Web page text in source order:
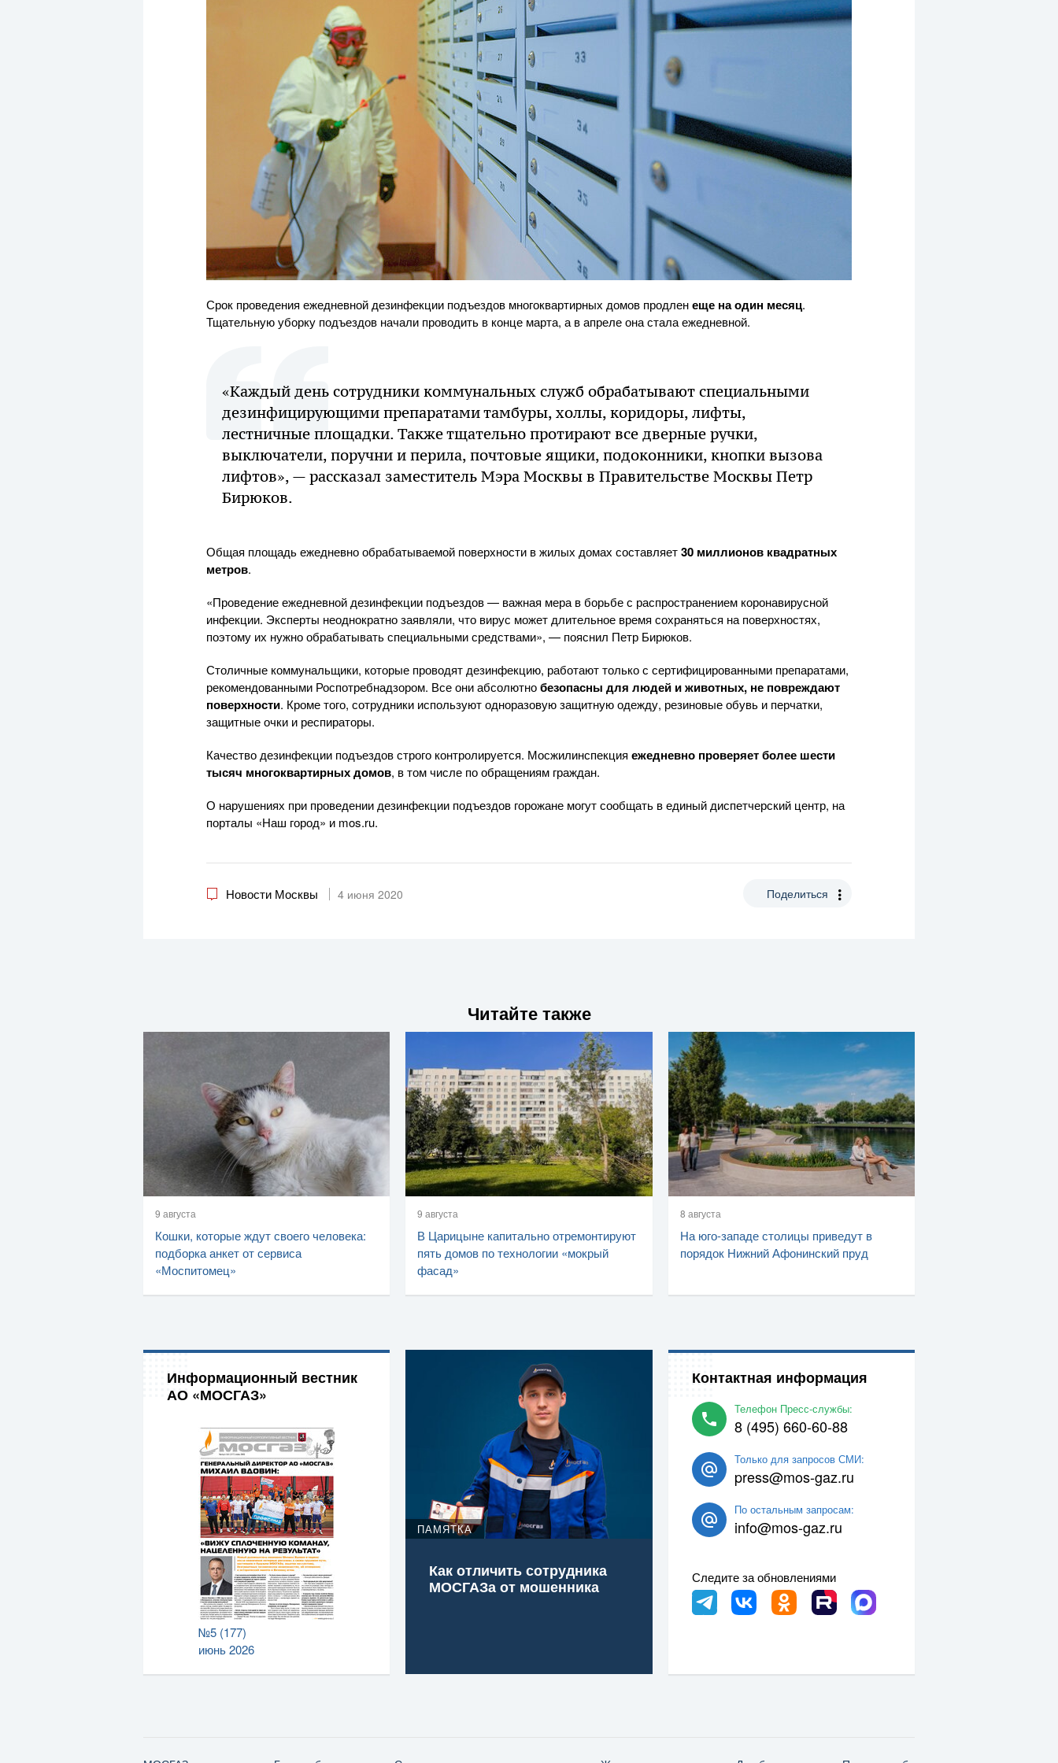
Срок проведения ежедневной дезинфекции подъездов многоквартирных домов продленеще на один месяц.
Тщательную уборку подъездов начали проводить в конце марта, а в апреле она стала ежедневной.
«Каждый день сотрудники коммунальных служб обрабатывают специальными
дезинфицирующими препаратами тамбуры, холлы, коридоры, лифты,
лестничные площадки. Также тщательно протирают все дверные ручки,
выключатели, поручни и перила, почтовые ящики, подоконники, кнопки вызова
лифтов», — рассказал заместитель Мэра Москвы в Правительстве Москвы Петр
Бирюков.
Общая площадь ежедневно обрабатываемой поверхности в жилых домах составляет30 миллионов квадратных
метров.
«Проведение ежедневной дезинфекции подъездов — важная мера в борьбе с распространением коронавирусной
инфекции. Эксперты неоднократно заявляли, что вирус может длительное время сохраняться на поверхностях,
поэтому их нужно обрабатывать специальными средствами», — пояснил Петр Бирюков.
Столичные коммунальщики, которые проводят дезинфекцию, работают только с сертифицированными препаратами,
рекомендованными Роспотребнадзором. Все они абсолютнобезопасны для людей и животных, не повреждают
поверхности. Кроме того, сотрудники используют одноразовую защитную одежду, резиновые обувь и перчатки,
защитные очки и респираторы.
Качество дезинфекции подъездов строго контролируется. Мосжилинспекция ежедневно проверяет более шести
тысяч многоквартирных домов, в том числе по обращениям граждан.
О нарушениях при проведении дезинфекции подъездов горожане могут сообщать в единый диспетчерский центр, на
порталы «Наш город» и mos.ru.
Новости Москвы 4 июня 2020 Поделиться
Читайте также
9 августа
Кошки, которые ждут своего человека:
подборка анкет от сервиса
«Моспитомец»
9 августа
В Царицыне капитально отремонтируют
пять домов по технологии «мокрый
фасад»
8 августа
На юго-западе столицы приведут в
порядок Нижний Афонинский пруд
Информационный вестник
АО «МОСГАЗ»
№5 (177)
июнь 2026
ПАМЯТКА
Как отличить сотрудника
МОСГАЗа от мошенника
Контактная информация
Телефон Пресс-службы:
8 (495) 660-60-88
Только для запросов СМИ:
press@mos-gaz.ru
По остальным запросам:
info@mos-gaz.ru
Следите за обновлениями